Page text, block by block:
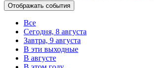
Отображать события
Все
Сегодня, 8 августа
Завтра, 9 августа
В эти выходные
В августе